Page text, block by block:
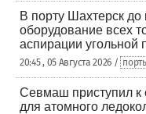
В порту Шахтерск до
оборудование всех
аспирации угольной
20:45 , 05 Августа 2026 /
Севмаш приступил к
для атомного